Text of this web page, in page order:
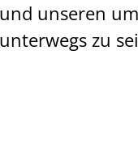
unseren
zu